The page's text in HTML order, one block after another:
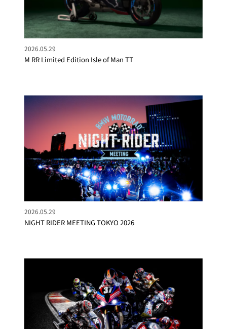
M RR Limited Edition Isle of Man TT
2026.05.29
NIGHT RIDER MEETING TOKYO 2026
2026.05.29